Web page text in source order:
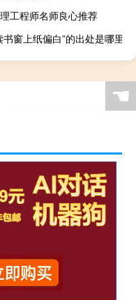
工程师名师良心推荐
书窗上纸偏白”的出处是哪里
☚